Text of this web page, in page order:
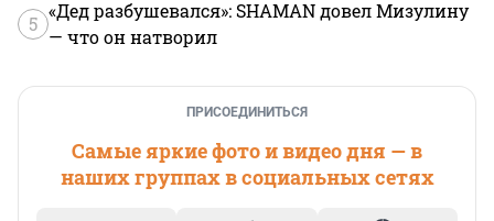
5
«Дед разбушевался»: SHAMAN довел Мизулину
— что он натворил
ПРИСОЕДИНИТЬСЯ
Самые яркие фото и видео дня — в
наших группах в социальных сетях